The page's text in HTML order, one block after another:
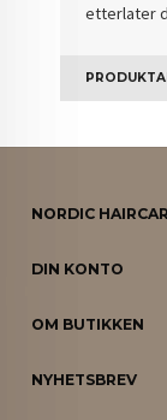
etterlater
NORDIC
DIN KONTO
OM BUTIKKEN
NYHETSBREV